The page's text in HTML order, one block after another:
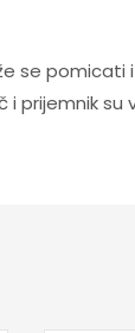
se
prijemnik